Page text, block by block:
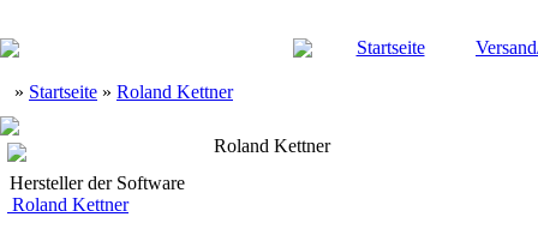
Startseite
» Startseite » Roland Kettner
Hersteller der Software
Roland Kettner
Roland Kettner